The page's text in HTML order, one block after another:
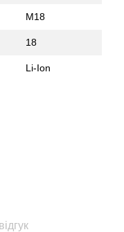
M18
18
Li-Ion